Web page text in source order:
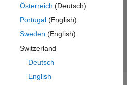
Österreich (Deutsch)
Portugal(English)
Sweden (English)
Switzerland
Deutsch
English
Inc.